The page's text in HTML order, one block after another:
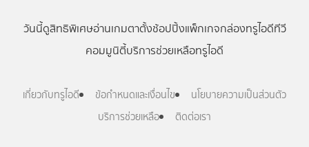
วันนี้ดูสิทธิพิเศษอ่านเกมตาตั้งช้อปปิ้งแพ็กเกจกล่องทรูไอดีทีวี
คอมมูนิตี้บริการช่วยเหลือทรูไอดี
เกี่ยวกับทรูไอดี ข้อกำหนดและเงื่อนไข
นโยบายความเป็นส่วนตัว
บริการช่วยเหลือ
ติดต่อเรา